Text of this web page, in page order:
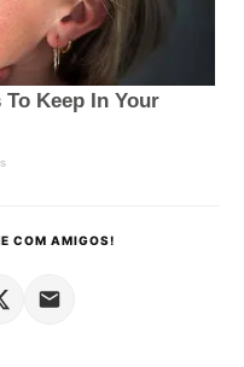
COM AMIGOS!